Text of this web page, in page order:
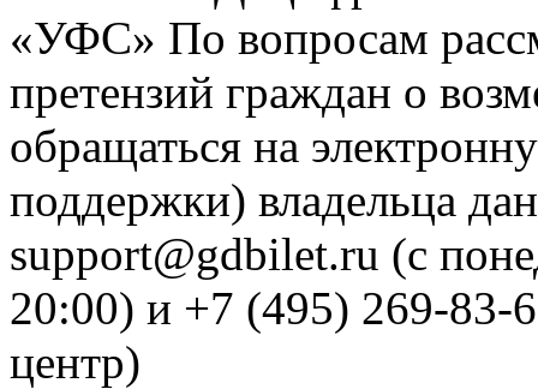
«УФС» По вопросам
претензий граждан о
обращаться на
поддержки) владельца
support@gdbilet.ru (с
20:00) и +7 (495) 269-83-
центр)